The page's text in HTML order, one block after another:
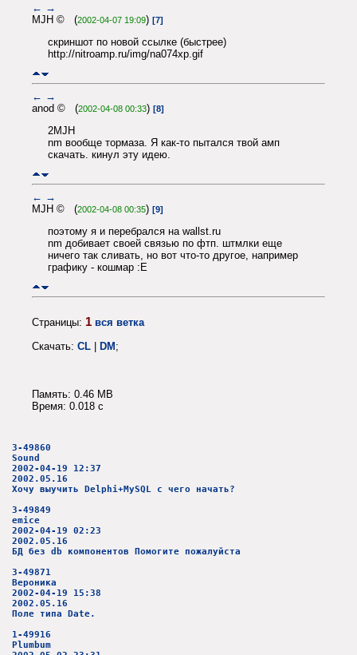
← →
MJH © (2002-04-07 19:09) [7]
скриншот по новой ссылке (быстрее)
http://nitroamp.ru/img/na074xp.gif
← →
anod © (2002-04-08 00:33) [8]
2MJH
nm вообще тормаза. Я как-то пытался твой амп
скачать. кинул эту идею.
← →
MJH © (2002-04-08 00:35) [9]
поэтому я и перебрался на wallst.ru
nm добивает своей связью по фтп. штмлки еще
ничего так сливать, но вот что-то другое, например
графику - кошмар :E
Страницы: 1 вся ветка
Скачать: CL | DM;
Память: 0.46 MB
Время: 0.018 c
3-49860
Sound
2002-04-19 12:37
2002.05.16
Хочу выучить Delphi+MySQL с чего начать?
3-49849
emice
2002-04-19 02:23
2002.05.16
БД без db компонентов Помогите пожалуйста
3-49871
Вероника
2002-04-19 15:38
2002.05.16
Поле типа Date.
1-49916
Plumbum